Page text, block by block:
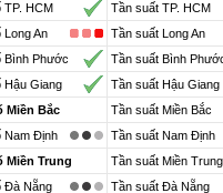
TP. HCM
Tần suất TP. HCM
Long An
Tần suất Long An
Bình Phước
Tần suất Bình
Hậu Giang
Tần suất Hậu Giang
Miền Bắc
Tần suất Miền Bắc
Nam Định
Tần suất Nam Định
Miền Trung
Tần suất Miền Trung
Đà Nẵng
Tần suất Đà Nẵng